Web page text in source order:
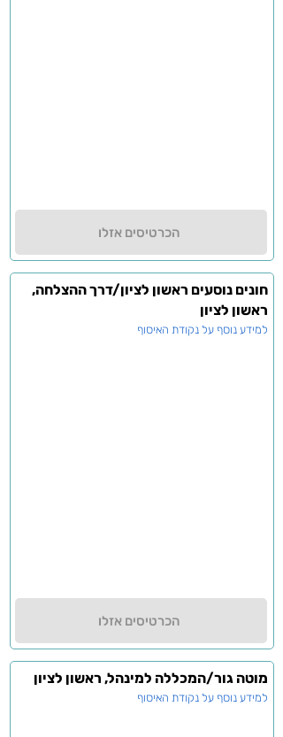
הכרטיסים אזלו
חונים נוסעים ראשון לציון/דרך ההצלחה,
ראשון לציון
למידע נוסף על נקודת האיסוף
הכרטיסים אזלו
מוטה גור/המכללה למינהל, ראשון לציון
למידע נוסף על נקודת האיסוף